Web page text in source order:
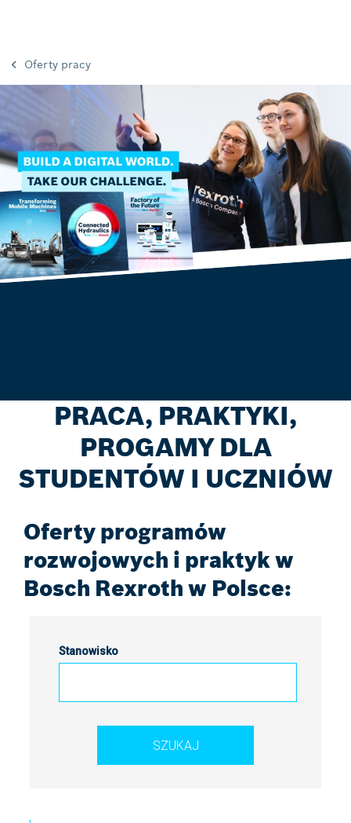
Oferty pracy
PRACA, PRAKTYKI,
PROGAMY DLA
STUDENTÓW I UCZNIÓW
Oferty programów
rozwojowych i praktyk w
Bosch Rexroth w Polsce: